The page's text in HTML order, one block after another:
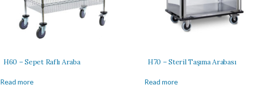
H60 – Sepet Raflı Araba
Read more
H70 – Steril Taşıma Arabası
Read more